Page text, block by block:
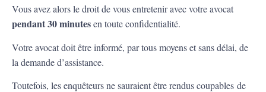
Vous avez alors le droit de vous entretenir avec votre avocat
pendant 30 minutesen toute confidentialité.
Votre avocat doit être informé, par tous moyens et sans délai, de
la demande d’assistance.
Toutefois, les enquêteurs ne sauraient être rendus coupables de